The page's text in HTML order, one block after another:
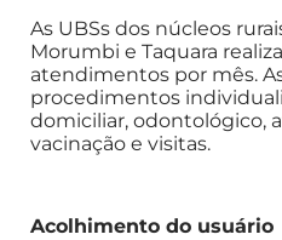
As UBSs dos núcleos
Morumbi e Taquara
atendimentos por mês.
procedimentos
domiciliar, odontológico,
vacinação e visitas.
Acolhimento do usuário